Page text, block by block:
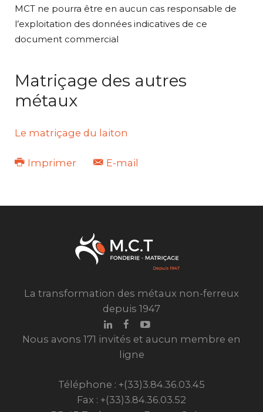
MCT ne pourra être en aucun cas responsable de
l’exploitation des données indicatives de ce
document commercial
Matriçage des autres
métaux
Le matriçage du laiton
Imprimer E-mail
La transformation des métaux non-ferreux
depuis 1947
Nous avons 171 invités et aucun membre en
ligne
Téléphone : +(33)3.84.36.03.45
Fax : +(33)3.84.36.03.52